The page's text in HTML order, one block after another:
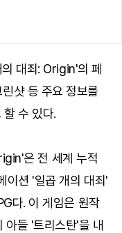
대죄: Origin'의 페
샷 등 주요 정보를
수 있다.
은 전 세계 누적
이션 '일곱 개의 대죄'
다. 이 게임은 원작
아들 '트리스탄'을 내